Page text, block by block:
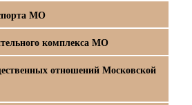
МО
комплекса МО
отношений Московской